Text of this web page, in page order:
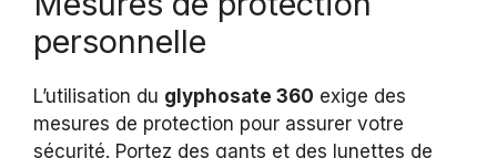
personnelle
L’utilisation du glyphosate 360 exige des
mesures de protection pour assurer votre
sécurité. Portez des gants et des lunettes de